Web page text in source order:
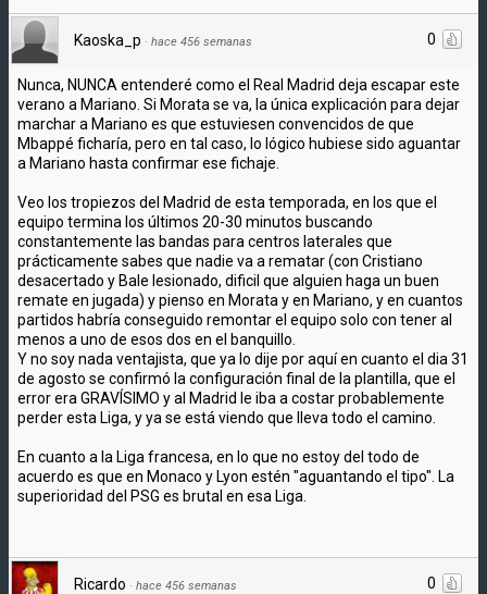
0
Kaoska_p · hace 456 semanas
Nunca, NUNCA entenderé como el Real Madrid deja escapar este
verano a Mariano. Si Morata se va, la única explicación para dejar
marchar a Mariano es que estuviesen convencidos de que
Mbappé ficharía, pero en tal caso, lo lógico hubiese sido aguantar
a Mariano hasta confirmar ese fichaje.
Veo los tropiezos del Madrid de esta temporada, en los que el
equipo termina los últimos 20-30 minutos buscando
constantemente las bandas para centros laterales que
prácticamente sabes que nadie va a rematar (con Cristiano
desacertado y Bale lesionado, dificil que alguien haga un buen
remate en jugada) y pienso en Morata y en Mariano, y en cuantos
partidos habría conseguido remontar el equipo solo con tener al
menos a uno de esos dos en el banquillo.
Y no soy nada ventajista, que ya lo dije por aquí en cuanto el dia 31
de agosto se confirmó la configuración final de la plantilla, que el
error era GRAVÍSIMO y al Madrid le iba a costar probablemente
perder esta Liga, y ya se está viendo que lleva todo el camino.
En cuanto a la Liga francesa, en lo que no estoy del todo de
acuerdo es que en Monaco y Lyon estén "aguantando el tipo". La
superioridad del PSG es brutal en esa Liga.
0
Ricardo · hace 456 semanas